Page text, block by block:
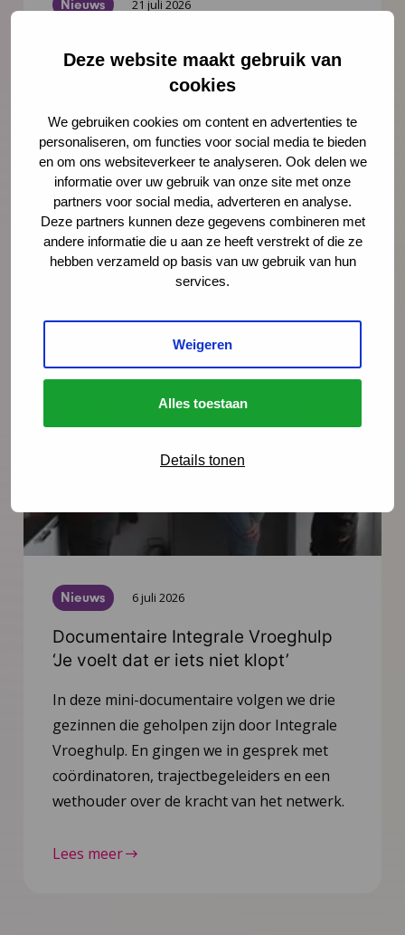
Deze website maakt gebruik van
cookies
We gebruiken cookies om content en advertenties te
personaliseren, om functies voor social media te bieden
en om ons websiteverkeer te analyseren. Ook delen we
informatie over uw gebruik van onze site met onze
partners voor social media, adverteren en analyse.
Deze partners kunnen deze gegevens combineren met
andere informatie die u aan ze heeft verstrekt of die ze
hebben verzameld op basis van uw gebruik van hun
services.
Weigeren
Alles toestaan
Details tonen
Nieuws 21 juli 2026
2026: 8 nieuwe en herziene
richtlijnen gepubliceerd
Na de publicatie van de herziene JGZ-
richtlijn Kindermishandeling en de nieuwe
JGZ-richtlijn Mondzorg in juli 2025 zijn nog
zes JGZ-richtlijnen verschenen. In dit bericht
zetten we ze op een rij en blikken we
vooruit op de publicaties die tot medio 2027
Nieuws 6 juli 2026
Documentaire Integrale Vroeghulp
‘Je voelt dat er iets niet klopt’
In deze mini-documentaire volgen we drie
gezinnen die geholpen zijn door Integrale
Vroeghulp. En gingen we in gesprek met
coördinatoren, trajectbegeleiders en een
wethouder over de kracht van het netwerk.
Lees meer